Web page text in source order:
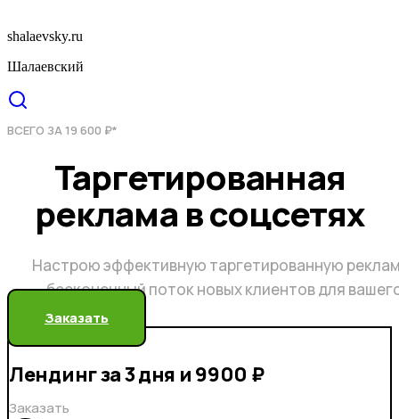
shalaevsky.ru
Шалаевский
ВСЕГО ЗА 19 600 ₽*
Таргетированная
реклама в соцсетях
Настрою эффективную таргетированную
бесконечный поток новых клиентов для
Заказать
Лендинг за 3 дня и 9900 ₽
Заказать